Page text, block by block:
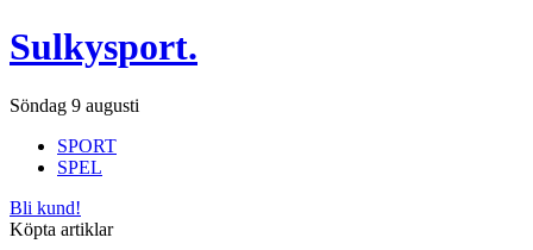
Sulkysport.
Söndag 9 augusti
SPORT
SPEL
Bli kund!
Köpta artiklar